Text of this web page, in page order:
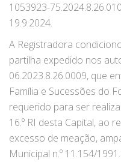
1053923-
19.9.2024.
A Registradora
partilha expedido nos
06.2023.8.26.0009, que
Família e Sucessões do
requerido para ser
16.º RI desta Capital, ao
excesso de meação,
Municipal n.º 11.154/